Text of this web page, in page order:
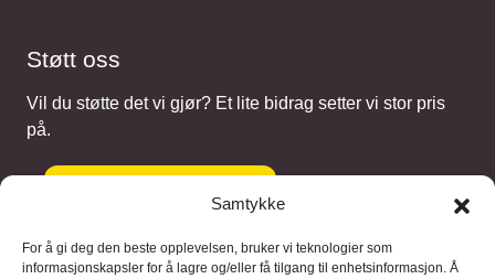
Samtykke
For å gi deg den beste opplevelsen, bruker vi teknologier som
informasjonskapsler for å lagre og/eller få tilgang til enhetsinformasjon. Å
Støtt oss
Vil du støtte det vi gjør? Et lite bidrag setter vi stor pris
på.
Gi et bidrag